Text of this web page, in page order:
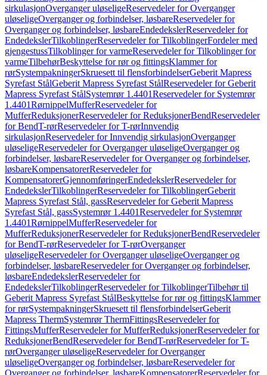
sirkulasjonOverganger uløseligeReservedeler for Overganger
uløseligeOverganger og forbindelser, løsbareReservedeler for
Overganger og forbindelser, løsbareEndedekslerReservedeler for
EndedekslerTilkoblingerReservedeler for TilkoblingerFordeler med
gjengestussTilkoblinger for varmeReservedeler for Tilkoblinger for
varmeTilbehørBeskyttelse for rør og fittingsKlammer for
rørSystempakningerSkruesett til flensforbindelserGeberit Mapress
Syrefast StålGeberit Mapress Syrefast StålReservedeler for Geberit
Mapress Syrefast StålSystemrør 1.4401Reservedeler for Systemrør
1.4401RørnippelMufferReservedeler for
MufferReduksjonerReservedeler for ReduksjonerBendReservedeler
for BendT-rørReservedeler for T-rørInnvendig
sirkulasjonReservedeler for Innvendig sirkulasjonOverganger
uløseligeReservedeler for Overganger uløseligeOverganger og
forbindelser, løsbareReservedeler for Overganger og forbindelser,
løsbareKompensatorerReservedeler for
KompensatorerGjennomføringerEndedekslerReservedeler for
EndedekslerTilkoblingerReservedeler for TilkoblingerGeberit
Mapress Syrefast Stål, gassReservedeler for Geberit Mapress
Syrefast Stål, gassSystemrør 1.4401Reservedeler for Systemrør
1.4401RørnippelMufferReservedeler for
MufferReduksjonerReservedeler for ReduksjonerBendReservedeler
for BendT-rørReservedeler for T-rørOverganger
uløseligeReservedeler for Overganger uløseligeOverganger og
forbindelser, løsbareReservedeler for Overganger og forbindelser,
løsbareEndedekslerReservedeler for
EndedekslerTilkoblingerReservedeler for TilkoblingerTilbehør til
Geberit Mapress Syrefast StålBeskyttelse for rør og fittingsKlammer
for rørSystempakningerSkruesett til flensforbindelserGeberit
Mapress ThermSystemrør ThermFittingsReservedeler for
FittingsMufferReservedeler for MufferReduksjonerReservedeler for
ReduksjonerBendReservedeler for BendT-rørReservedeler for T-
rørOverganger uløseligeReservedeler for Overganger
uløseligeOverganger og forbindelser, løsbareReservedeler for
Overganger og forbindelser, løsbareKompensatorerReservedeler for